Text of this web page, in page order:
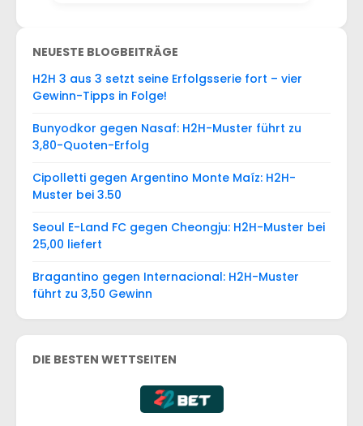
NEUESTE BLOGBEITRÄGE
H2H 3 aus 3 setzt seine Erfolgsserie fort – vier
Gewinn-Tipps in Folge!
Bunyodkor gegen Nasaf: H2H-Muster führt zu
3,80-Quoten-Erfolg
Cipolletti gegen Argentino Monte Maíz: H2H-
Muster bei 3.50
Seoul E-Land FC gegen Cheongju: H2H-Muster bei
25,00 liefert
Bragantino gegen Internacional: H2H-Muster
führt zu 3,50 Gewinn
DIE BESTEN WETTSEITEN